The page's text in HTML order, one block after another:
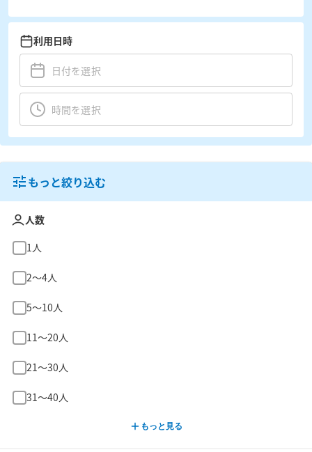
利用日時
もっと絞り込む
人数
1人
2〜4人
5〜10人
11〜20人
21〜30人
31〜40人
もっと見る